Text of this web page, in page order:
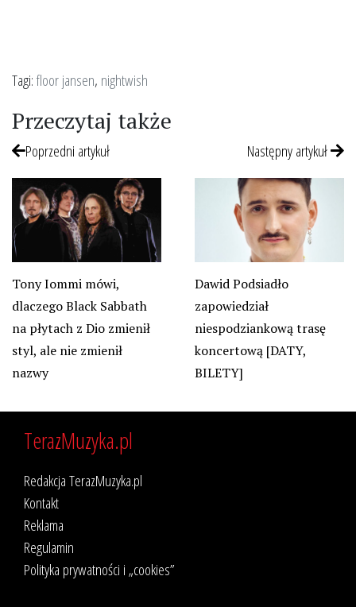
Tagi:floor jansen, nightwish
Przeczytaj także
Poprzedni artykuł
Tony Iommi mówi,
dlaczego Black Sabbath
na płytach z Dio zmienił
styl, ale nie zmienił
nazwy
Następny artykuł
Dawid Podsiadło
zapowiedział
niespodziankową trasę
koncertową [DATY,
BILETY]
TerazMuzyka.pl
Redakcja TerazMuzyka.pl
Kontakt
Reklama
Regulamin
Polityka prywatności i „cookies”